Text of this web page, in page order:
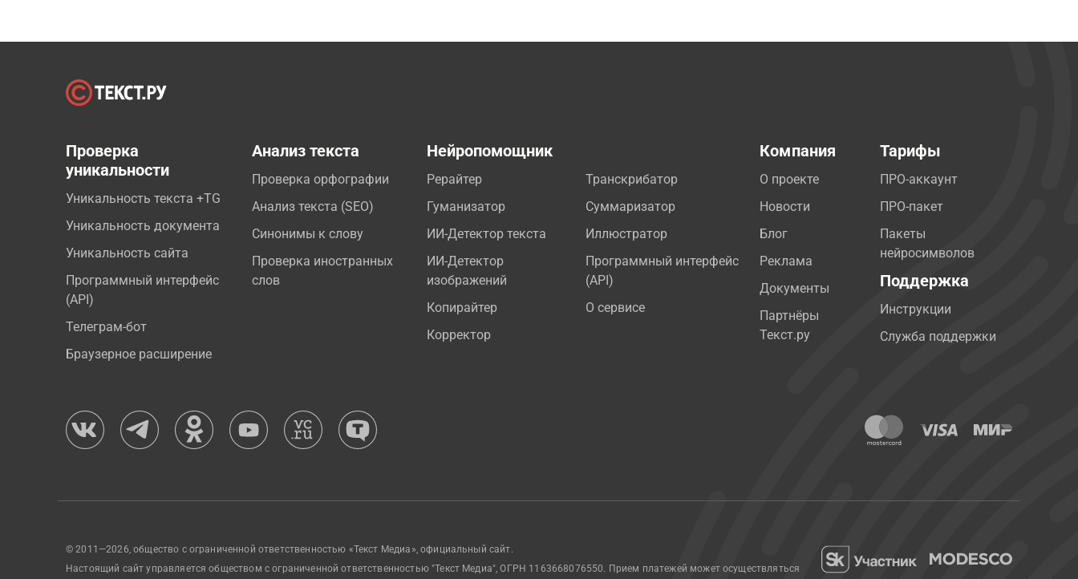
Проверка
уникальности
Уникальность текста +TG
Уникальность документа
Уникальность сайта
Программный интерфейс
(API)
Телеграм-бот
Браузерное расширение
Анализ текста
Проверка орфографии
Анализ текста (SEO)
Синонимы к слову
Проверка иностранных
слов
Нейропомощник
Рерайтер
Гуманизатор
ИИ-Детектор текста
ИИ-Детектор
изображений
Копирайтер
Корректор
Транскрибатор
Суммаризатор
Иллюстратор
Программный интерфейс
(API)
О сервисе
Компания
О проекте
Новости
Блог
Реклама
Документы
Партнёры
Текст.ру
Тарифы
ПРО-аккаунт
ПРО-пакет
Пакеты
нейросимволов
Поддержка
Инструкции
Служба поддержки
© 2011—2026, общество с ограниченной ответственностью «Текст Медиа», официальный сайт.
Настоящий сайт управляется обществом с ограниченной ответственностью "Текст Медиа", ОГРН 1163668076550. Прием платежей может осуществляться